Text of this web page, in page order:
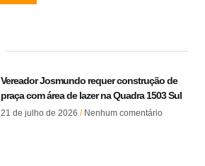
Vereador Josmundo requer construção de
praça com área de lazer na Quadra 1503 Sul
21 de julho de 2026 Nenhum comentário